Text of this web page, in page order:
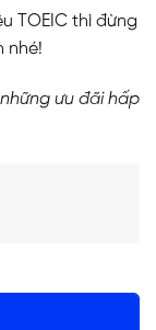
TOEIC thì đừng
nhé!
ưu đãi hấp